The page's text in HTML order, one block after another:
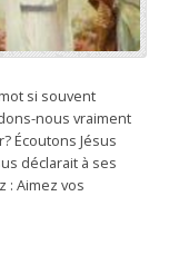
si souvent
nous vraiment
Écoutons Jésus
déclarait à ses
: Aimez vos